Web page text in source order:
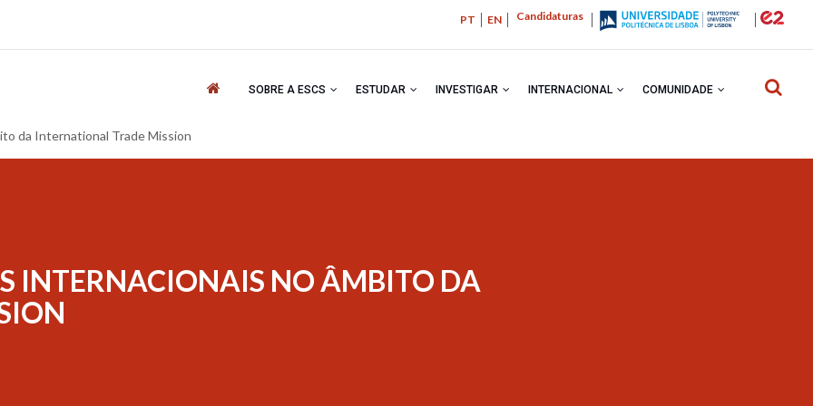
Candidaturas
PT EN
SOBRE A ESCS ESTUDAR INVESTIGAR INTERNACIONAL COMUNIDADE
da International Trade Mission
INTERNACIONAIS NO ÂMBITO DA